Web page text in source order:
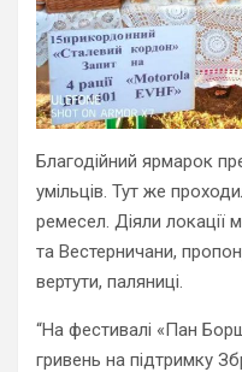
Благодійний ярмарок
умільців. Тут же
ремесел. Діяли локації
та Вестерничани,
вертути, паляниці.
“На фестивалі «Пан
гривень на підтримку